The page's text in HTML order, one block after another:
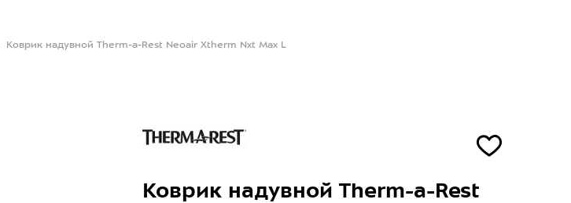
Коврик надувной Therm-a-Rest Neoair Xtherm Nxt Max L
Коврик надувной Therm-a-Rest